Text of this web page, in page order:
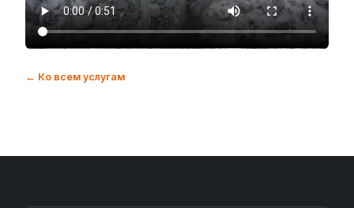
← Ко всем услугам